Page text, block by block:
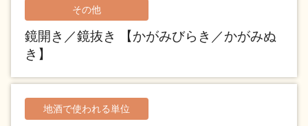
地酒・イベント情報
その他
鏡開き／鏡抜き 【かがみびらき／かがみぬ
き】
地酒で使われる単位